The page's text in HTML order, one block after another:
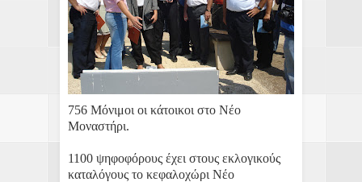
756 Mόνιμοι οι κάτοικοι στο Νέο
Μοναστήρι.
1100 ψηφοφόρους έχει στους εκλογικούς
καταλόγους το κεφαλοχώρι Νέο